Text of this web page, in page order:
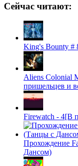
Сейчас читают:
King's Bounty #
Aliens Colonial
пришельцев и
Firewatch - 4[В
Прохождение
Дансом)